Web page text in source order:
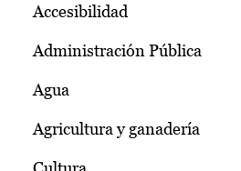
Accesibilidad
Administración Pública
Agua
Agricultura y ganadería